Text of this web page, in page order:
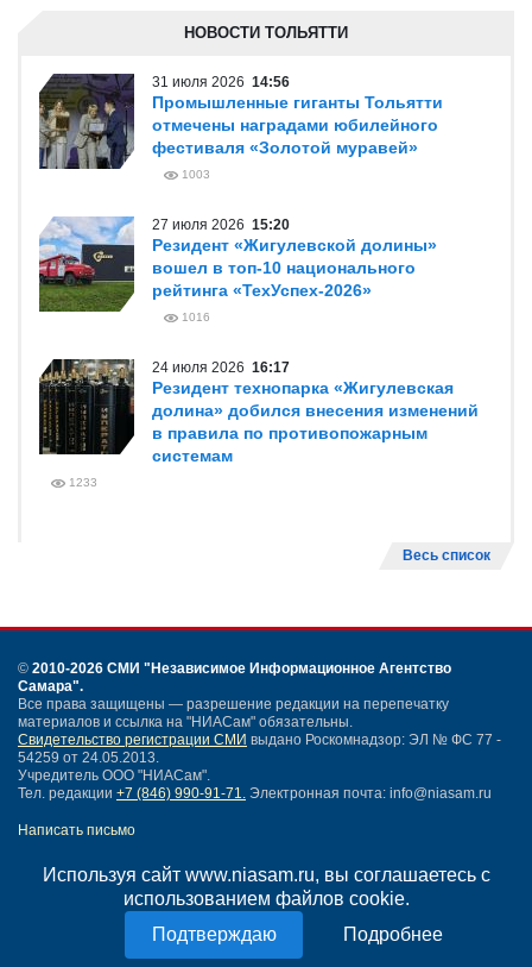
Используя сайт www.niasam.ru, вы соглашаетесь с
использованием файлов cookie.
Подробнее
НОВОСТИ ТОЛЬЯТТИ
31 июля 2026 14:56
Промышленные гиганты Тольятти
отмечены наградами юбилейного
фестиваля «Золотой муравей»
1003
27 июля 2026 15:20
Резидент «Жигулевской долины»
вошел в топ-10 национального
рейтинга «ТехУспех-2026»
1016
24 июля 2026 16:17
Резидент технопарка «Жигулевская
долина» добился внесения изменений
в правила по противопожарным
системам
1233
Весь список
© 2010-2026 СМИ "Независимое Информационное Агентство
Самара".
Все права защищены — разрешение редакции на перепечатку
материалов и ссылка на "НИАСам" обязательны.
Свидетельство регистрации СМИ выдано Роскомнадзор: ЭЛ № ФС 77 -
54259 от 24.05.2013.
Учредитель ООО "НИАСам".
Тел. редакции +7 (846) 990-91-71. Электронная почта: info@niasam.ru
Написать письмо
Нашли ошибку?
Политика конфиденциальности
Согласие на обработку персональных данных